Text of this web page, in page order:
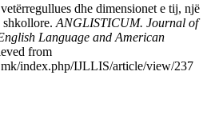
dhe dimensionet e tij, një
shkollore. ANGLISTICUM. Journal of
Language and American
from
index.php/IJLLIS/article/view/237